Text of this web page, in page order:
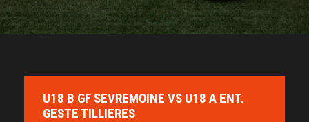
U18 B GF SEVREMOINE VS U18 A ENT.
GESTE TILLIERES